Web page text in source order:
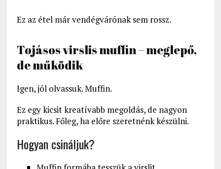
Ez az étel már vendégvárónak sem rossz.
Tojásos virslis muffin – meglepő,
de működik
Igen, jól olvassuk. Muffin.
Ez egy kicsit kreatívabb megoldás, de nagyon
praktikus. Főleg, ha előre szeretnénk készülni.
Hogyan csináljuk?